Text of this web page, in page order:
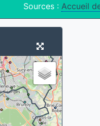
Sources : Accueil